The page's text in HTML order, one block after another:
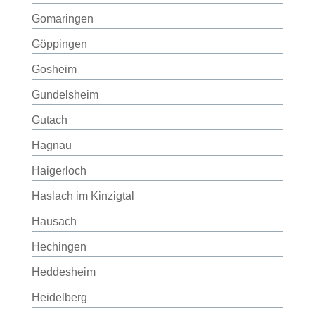
Gomaringen
Göppingen
Gosheim
Gundelsheim
Gutach
Hagnau
Haigerloch
Haslach im Kinzigtal
Hausach
Hechingen
Heddesheim
Heidelberg